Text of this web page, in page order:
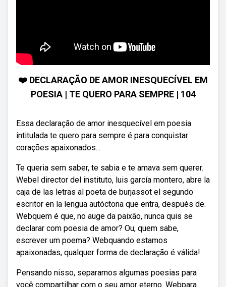
❤️ DECLARAÇÃO DE AMOR INESQUECÍVEL EM
POESIA | TE QUERO PARA SEMPRE | 104
Essa declaração de amor inesquecível em poesia
intitulada te quero para sempre é para conquistar
corações apaixonados...
Te queria sem saber, te sabia e te amava sem querer.
Webel director del instituto, luis garcía montero, abre la
caja de las letras al poeta de burjassot el segundo
escritor en la lengua autóctona que entra, después de.
Webquem é que, no auge da paixão, nunca quis se
declarar com poesia de amor? Ou, quem sabe,
escrever um poema? Webquando estamos
apaixonadas, qualquer forma de declaração é válida!
Pensando nisso, separamos algumas poesias para
você compartilhar com o seu amor eterno. Webpara